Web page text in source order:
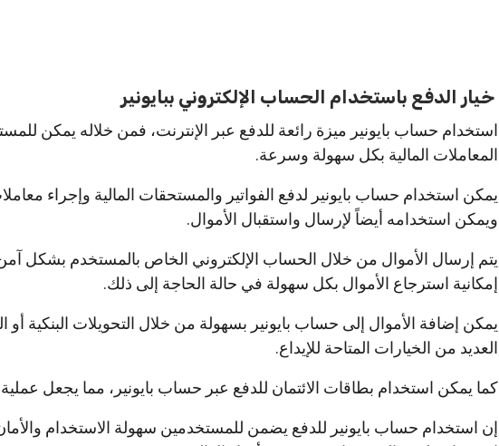
خيار الدفع باستخدام الحساب الإلكتروني ببايونير
استخدام حساب بايونير ميزة رائعة للدفع عبر الإنترنت، فمن خلاله يمكن
المعاملات المالية بكل سهولة وسرعة.
يمكن استخدام حساب بايونير لدفع الفواتير والمستحقات المالية وإجراء
ويمكن استخدامه أيضاً لإرسال واستقبال الأموال.
يتم إرسال الأموال من خلال الحساب الإلكتروني الخاص بالمستخدم بشكل
إمكانية استرجاع الأموال بكل سهولة في حالة الحاجة إلى ذلك.
يمكن إضافة الأموال إلى حساب بايونير بسهولة من خلال التحويلات البنكية أو
العديد من الخيارات المتاحة للإيداع.
كما يمكن استخدام بطاقات الائتمان للدفع عبر حساب بايونير، مما يجعل
إن استخدام حساب بايونير للدفع يضمن للمستخدمين سهولة الاستخدام